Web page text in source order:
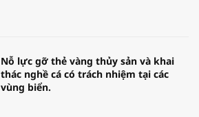
Nỗ lực gỡ thẻ vàng thủy sản và khai
thác nghề cá có trách nhiệm tại các
vùng biển.